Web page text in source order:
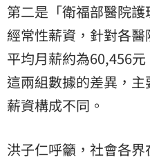
第二是「衛福部醫院
經常性薪資，針對各
平均月薪約為60,456
這兩組數據的差異，
薪資構成不同。
洪子仁呼籲，社會各